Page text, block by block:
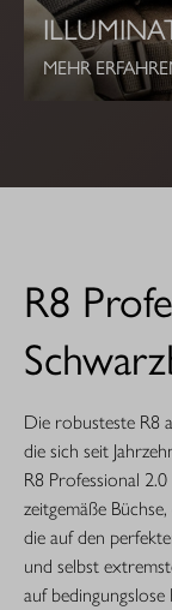
MEHR
R8
Die robusteste R8
die sich seit
R8 Professional
zeitgemäße
die auf den
und selbst
auf